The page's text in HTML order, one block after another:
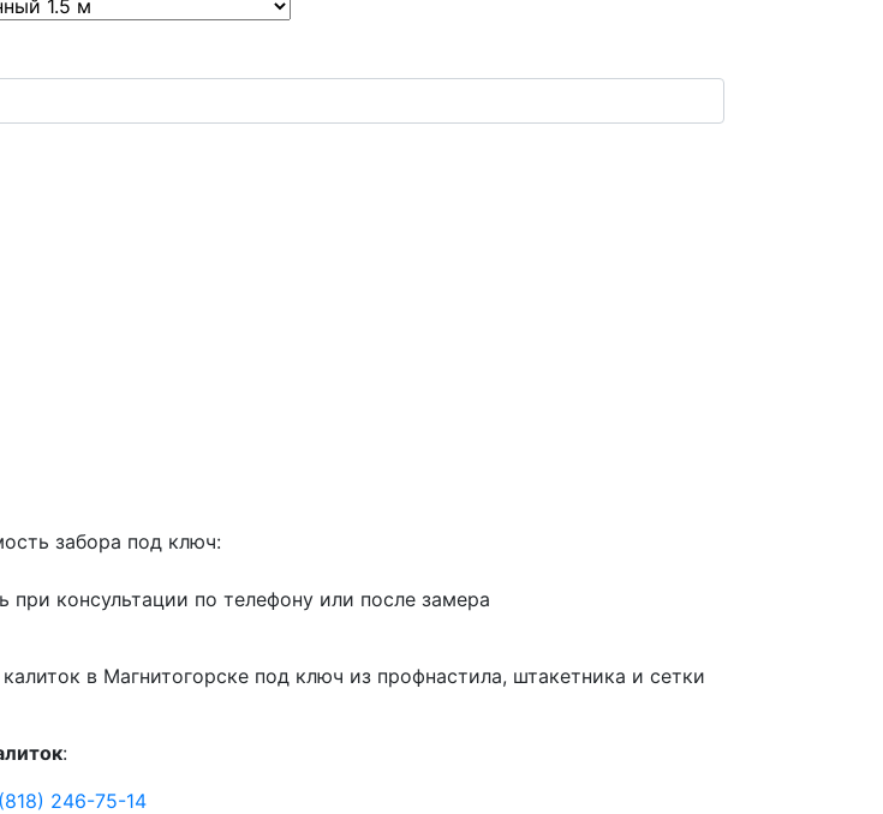
забора под ключ:
при консультации по телефону или после замера
в Магнитогорске под ключ из профнастила, штакетника и сетки
:
246-75-14